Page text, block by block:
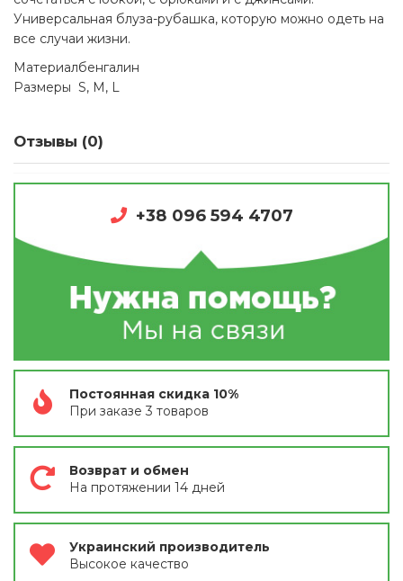
Универсальная блуза-рубашка, которую можно одеть на
все случаи жизни.
Материалбенгалин
Размеры S, M, L
Отзывы (0)
+38 096 594 4707
Постоянная скидка 10%
При заказе 3 товаров
Возврат и обмен
На протяжении 14 дней
Украинский производитель
Высокое качество